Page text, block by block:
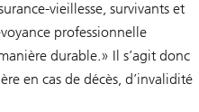
vieillesse, survivants et
professionnelle
durable.» Il s’agit donc
en cas de décès, d’invalidité